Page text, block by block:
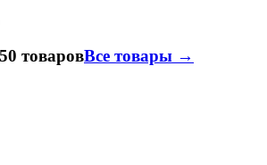
товаровВсе товары →